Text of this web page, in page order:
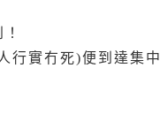
行實冇死)便到達集中